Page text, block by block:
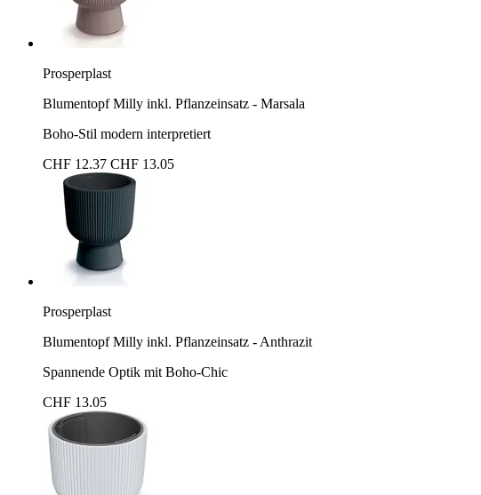
Prosperplast
Blumentopf Milly inkl. Pflanzeinsatz - Marsala
Boho-Stil modern interpretiert
CHF 12.37 CHF 13.05
Prosperplast
Blumentopf Milly inkl. Pflanzeinsatz - Anthrazit
Spannende Optik mit Boho-Chic
CHF 13.05